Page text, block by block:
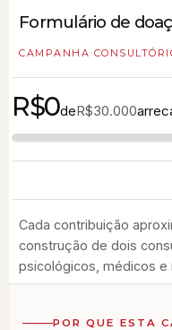
POR QUE ESTA
Formulário de
CAMPANHA
R$0deR$30.000
Cada contribuição
construção de dois
psicológicos, médicos e